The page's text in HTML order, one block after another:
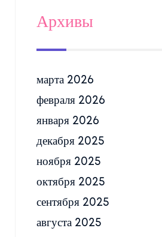
Архивы
марта 2026
февраля 2026
января 2026
декабря 2025
ноября 2025
октября 2025
сентября 2025
августа 2025